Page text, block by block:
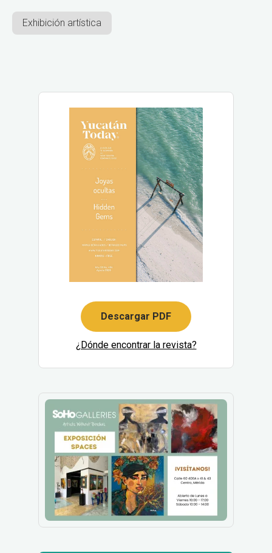
Exhibición artística
Descargar PDF
¿Dónde encontrar la revista?